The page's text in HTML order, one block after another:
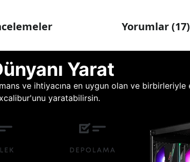
Yorumlar (17)
Yarat
ve ihtiyacına en uygun olan ve
yaratabilirsin.